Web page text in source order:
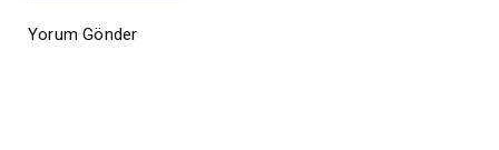
Yorum Gönder